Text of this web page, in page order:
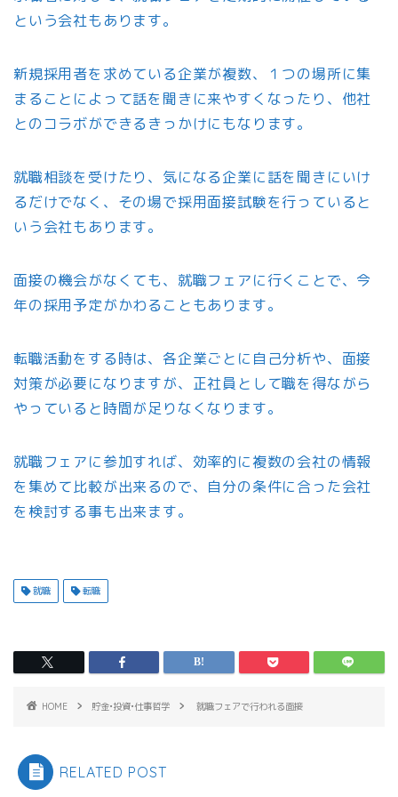
という会社もあります。
新規採用者を求めている企業が複数、１つの場所に集
まることによって話を聞きに来やすくなったり、他社
とのコラボができるきっかけにもなります。
就職相談を受けたり、気になる企業に話を聞きにいけ
るだけでなく、その場で採用面接試験を行っていると
いう会社もあります。
面接の機会がなくても、就職フェアに行くことで、今
年の採用予定がかわることもあります。
転職活動をする時は、各企業ごとに自己分析や、面接
対策が必要になりますが、正社員として職を得ながら
やっていると時間が足りなくなります。
就職フェアに参加すれば、効率的に複数の会社の情報
を集めて比較が出来るので、自分の条件に合った会社
を検討する事も出来ます。
就職 転職
HOME 貯金•投資•仕事哲学 就職フェアで行われる面接
RELATED POST